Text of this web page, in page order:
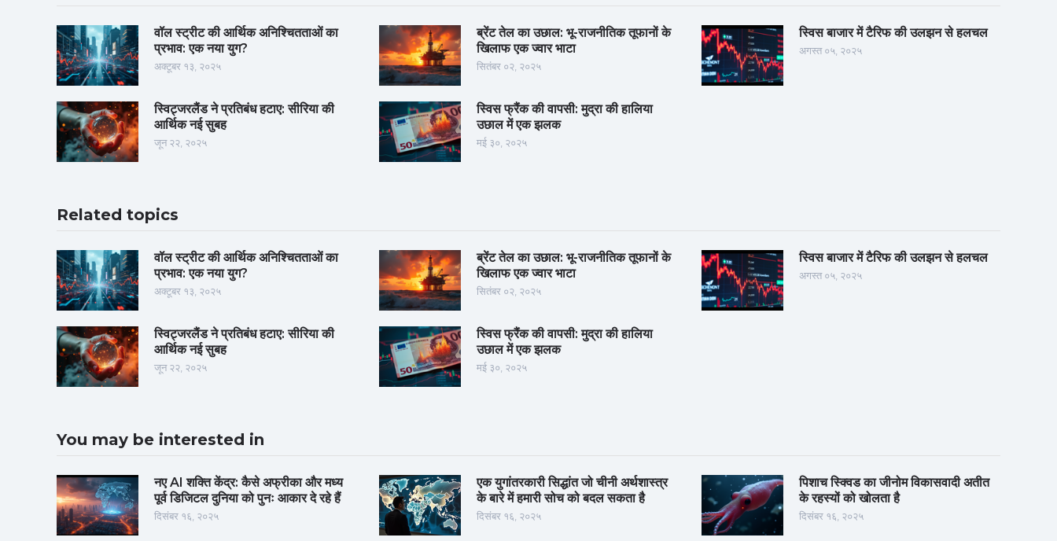
वॉल स्ट्रीट की आर्थिक अनिश्चितताओं का
प्रभाव: एक नया युग?
अक्टूबर १३, २०२५
ब्रेंट तेल का उछाल: भू-राजनीतिक तूफानों के
खिलाफ एक ज्वार भाटा
सितंबर ०२, २०२५
स्विस बाजार में टैरिफ की उलझन से हलचल
अगस्त ०५, २०२५
स्विट्जरलैंड ने प्रतिबंध हटाए: सीरिया की
आर्थिक नई सुबह
जून २२, २०२५
स्विस फ्रैंक की वापसी: मुद्रा की हालिया
उछाल में एक झलक
मई ३०, २०२५
Related topics
वॉल स्ट्रीट की आर्थिक अनिश्चितताओं का
प्रभाव: एक नया युग?
अक्टूबर १३, २०२५
ब्रेंट तेल का उछाल: भू-राजनीतिक तूफानों के
खिलाफ एक ज्वार भाटा
सितंबर ०२, २०२५
स्विस बाजार में टैरिफ की उलझन से हलचल
अगस्त ०५, २०२५
स्विट्जरलैंड ने प्रतिबंध हटाए: सीरिया की
आर्थिक नई सुबह
जून २२, २०२५
स्विस फ्रैंक की वापसी: मुद्रा की हालिया
उछाल में एक झलक
मई ३०, २०२५
You may be interested in
नए AI शक्ति केंद्र: कैसे अफ्रीका और मध्य
पूर्व डिजिटल दुनिया को पुनः आकार दे रहे हैं
दिसंबर १६, २०२५
एक युगांतरकारी सिद्धांत जो चीनी अर्थशास्त्र
के बारे में हमारी सोच को बदल सकता है
दिसंबर १६, २०२५
पिशाच स्क्विड का जीनोम विकासवादी अतीत
के रहस्यों को खोलता है
दिसंबर १६, २०२५